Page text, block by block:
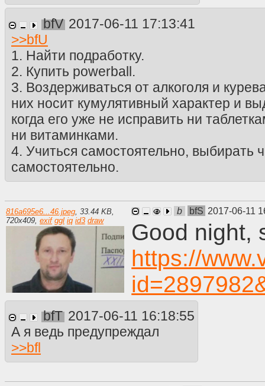
bfV 2017-06-11 17:13:41
>>bfU
1. Найти подработку.
2. Купить powerball.
3. Воздерживаться от алкоголя и
них носит кумулятивный характер и
когда его уже не исправить ни
ни витаминками.
4. Учиться самостоятельно, выбирать
самостоятельно.
816a695e6...46.jpeg, 33.44 KB,
720x409, exif ggl iq id3 draw
b bfS 2017-06-11
Good night,
https://
bfT 2017-06-11 16:18:55
А я ведь предупреждал
>>bfl